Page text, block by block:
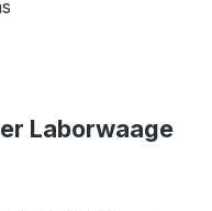
Laborwaage